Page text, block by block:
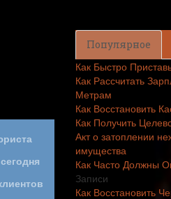
Популярное
Как Быстро
Как Рассчитать
Метрам
Как Восстановить
Как Получить
Акт о затоплении
имущества
Как Часто Должны
Записи
Как Восстановить